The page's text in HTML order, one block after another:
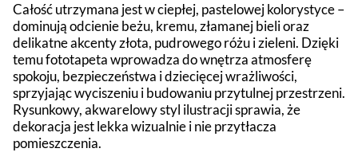
Całość utrzymana jest w ciepłej, pastelowej kolorystyce –
dominują odcienie beżu, kremu, złamanej bieli oraz
delikatne akcenty złota, pudrowego różu i zieleni. Dzięki
temu fototapeta wprowadza do wnętrza atmosferę
spokoju, bezpieczeństwa i dziecięcej wrażliwości,
sprzyjając wyciszeniu i budowaniu przytulnej przestrzeni.
Rysunkowy, akwarelowy styl ilustracji sprawia, że
dekoracja jest lekka wizualnie i nie przytłacza
pomieszczenia.